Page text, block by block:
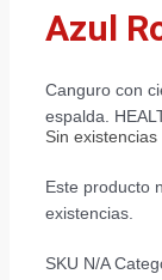
Azul
Canguro con
espalda.
Sin existencias
Este producto
existencias.
SKU N/A